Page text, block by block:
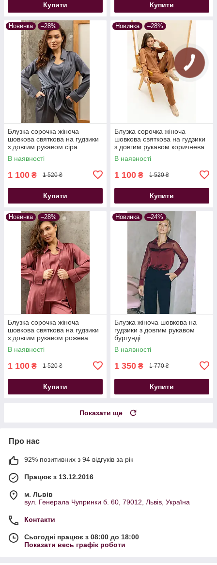
Купити Купити
Новинка –28%
Блузка сорочка жіноча
шовкова святкова на гудзики
з довгим рукавом сіра
В наявності
1 100 ₴ 1 520 ₴
Купити
Новинка –28%
Блузка сорочка жіноча
шовкова святкова на гудзики
з довгим рукавом коричнева
В наявності
1 100 ₴ 1 520 ₴
Купити
Новинка –28%
Блузка сорочка жіноча
шовкова святкова на гудзики
з довгим рукавом рожева
В наявності
1 100 ₴ 1 520 ₴
Купити
Новинка –24%
Блузка жіноча шовкова на
гудзики з довгим рукавом
бургунді
В наявності
1 350 ₴ 1 770 ₴
Купити
Показати ще
Про нас
92% позитивних з 94 відгуків за рік
Працює з 13.12.2016
м. Львів
вул. Генерала Чупринки б. 60, 79012, Львів, Україна
Контакти
Сьогодні працює з 08:00 до 18:00
Показати весь графік роботи